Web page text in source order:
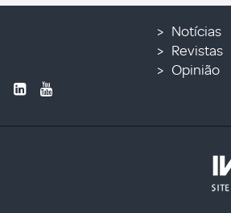
Notícias
Revistas
Opinião